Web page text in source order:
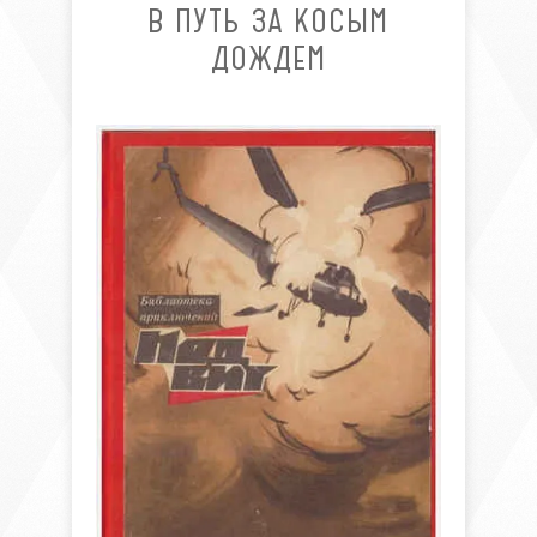
В ПУТЬ ЗА КОСЫМ
ДОЖДЕМ